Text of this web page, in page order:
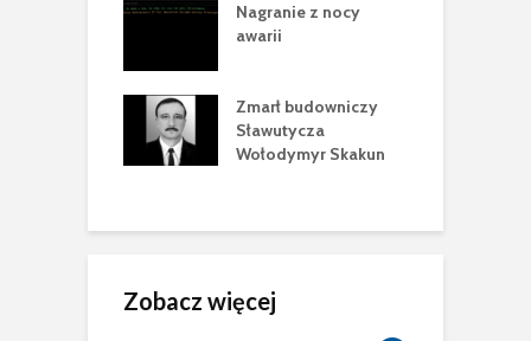
Nagranie z nocy
awarii
Zmarł budowniczy
Sławutycza
Wołodymyr Skakun
Zobacz więcej